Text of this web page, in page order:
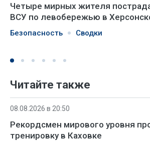
Четыре мирных жителя
ВСУ по левобережью в
Безопасность Сводки
Читайте также
08.08.2026 в 20:50
Рекордсмен мирового уровня
тренировку в Каховке